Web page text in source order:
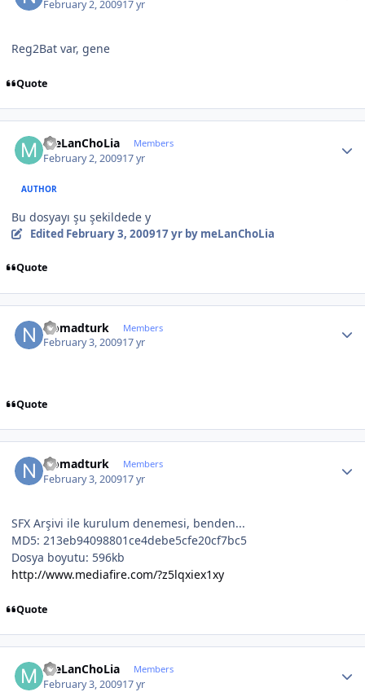
February 2, 200917 yr
Reg2Bat var, gene
Quote
meLanChoLia Members
February 2, 200917 yr
AUTHOR
Bu dosyayı şu şekildede y
Edited February 3, 200917 yrby meLanChoLia
Quote
Nomadturk Members
February 3, 200917 yr
Quote
Nomadturk Members
February 3, 200917 yr
SFX Arşivi ile kurulum denemesi, benden...
MD5: 213eb94098801ce4debe5cfe20cf7bc5
Dosya boyutu: 596kb
http://www.mediafire.com/?z5lqxiex1xy
Quote
meLanChoLia Members
February 3, 200917 yr